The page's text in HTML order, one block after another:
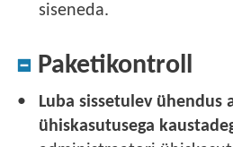
siseneda.
Paketikontroll
Luba sissetulev ühendus
ühiskasutusega